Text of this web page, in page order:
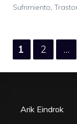
Sufrimiento
Página
1 Página
2 …
Arik Eindrok